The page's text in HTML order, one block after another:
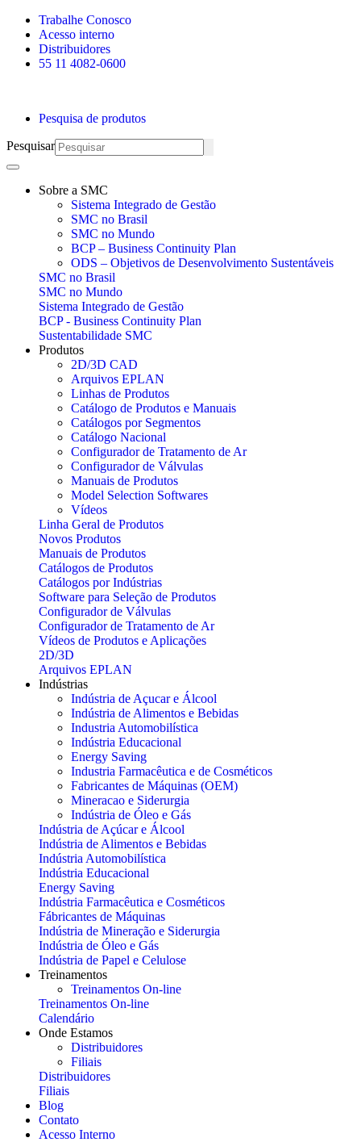
Skip
content
Trabalhe Conosco
Acesso interno
Distribuidores
55 11 4082-0600
Pesquisa de produtos
Pesquisar
Sobre a SMC
Sistema Integrado de Gestão
SMC no Brasil
SMC no Mundo
BCP – Business Continuity Plan
ODS – Objetivos de Desenvolvimento Sustentáveis
SMC no Brasil
SMC no Mundo
Sistema Integrado de Gestão
BCP - Business Continuity Plan
Sustentabilidade SMC
Produtos
2D/3D CAD
Arquivos EPLAN
Linhas de Produtos
Catálogo de Produtos e Manuais
Catálogos por Segmentos
Catálogo Nacional
Configurador de Tratamento de Ar
Configurador de Válvulas
Manuais de Produtos
Model Selection Softwares
Vídeos
Linha Geral de Produtos
Novos Produtos
Manuais de Produtos
Catálogos de Produtos
Catálogos por Indústrias
Software para Seleção de Produtos
Configurador de Válvulas
Configurador de Tratamento de Ar
Vídeos de Produtos e Aplicações
2D/3D
Arquivos EPLAN
Indústrias
Indústria de Açucar e Álcool
Indústria de Alimentos e Bebidas
Industria Automobilística
Indústria Educacional
Energy Saving
Industria Farmacêutica e de Cosméticos
Fabricantes de Máquinas (OEM)
Mineracao e Siderurgia
Indústria de Óleo e Gás
Indústria de Açúcar e Álcool
Indústria de Alimentos e Bebidas
Indústria Automobilística
Indústria Educacional
Energy Saving
Indústria Farmacêutica e Cosméticos
Fábricantes de Máquinas
Indústria de Mineração e Siderurgia
Indústria de Óleo e Gás
Indústria de Papel e Celulose
Treinamentos
Treinamentos On-line
Treinamentos On-line
Calendário
Onde Estamos
Distribuidores
Filiais
Distribuidores
Filiais
Blog
Contato
Acesso Interno